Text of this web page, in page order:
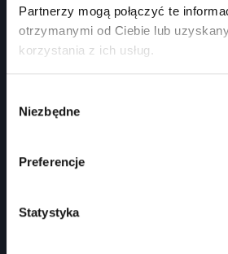
Partnerzy mogą połączyć te
otrzymanymi od Ciebie lub
korzystania z ich usług.
zgody
Niezbędne
Preferencje
Statystyka
Prawko.pl
Jak zdać prawo jazdy?